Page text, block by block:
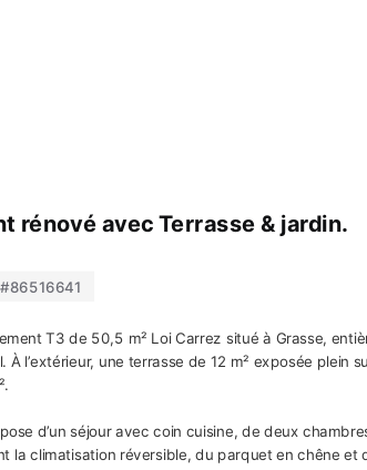
rénové avec Terrasse & jardin.
#86516641
T3 de 50,5 m² Loi Carrez situé à Grasse,
l’extérieur, une terrasse de 12 m² exposée plein
d’un séjour avec coin cuisine, de deux
la climatisation réversible, du parquet en chêne et